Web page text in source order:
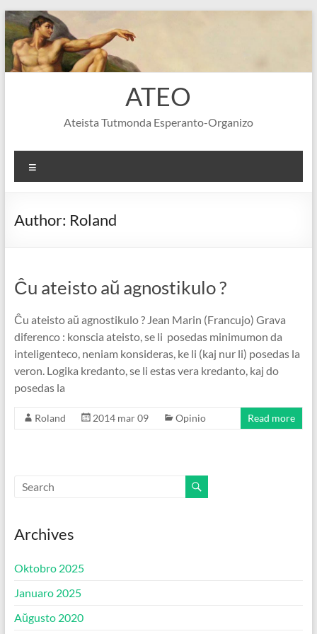
Skip
to
content
ATEO
Ateista Tutmonda Esperanto-Organizo
Author: Roland
Ĉu ateisto aŭ agnostikulo ?
Ĉu ateisto aŭ agnostikulo ? Jean Marin (Francujo) Grava
diferenco : konscia ateisto, se li posedas minimumon da
inteligenteco, neniam konsideras, ke li (kaj nur li) posedas la
veron. Logika kredanto, se li estas vera kredanto, kaj do
posedas la
Roland 2014 mar 09 Opinio Read more
Archives
Oktobro 2025
Januaro 2025
Aŭgusto 2020